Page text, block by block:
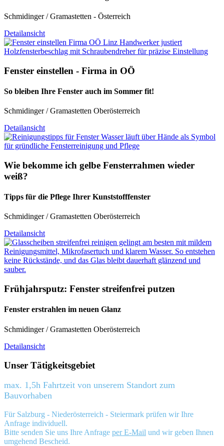
Schmidinger / Gramastetten - Österreich
Detailansicht
Fenster einstellen - Firma in OÖ
So bleiben Ihre Fenster auch im Sommer fit!
Schmidinger / Gramastetten Oberösterreich
Detailansicht
Wie bekomme ich gelbe Fensterrahmen wieder
weiß?
Tipps für die Pflege Ihrer Kunststofffenster
Schmidinger / Gramastetten Oberösterreich
Detailansicht
Frühjahrsputz: Fenster streifenfrei putzen
Fenster erstrahlen im neuen Glanz
Schmidinger / Gramastetten Oberösterreich
Detailansicht
Unser Tätigkeitsgebiet
max. 1,5h Fahrtzeit von unserem Standort zum
Bauvorhaben
Für Salzburg - Niederösterreich - Steiermark prüfen wir Ihre
Anfrage individuell.
Bitte senden Sie uns Ihre Anfrage per E-Mail und wir geben Ihnen
umgehend Bescheid.